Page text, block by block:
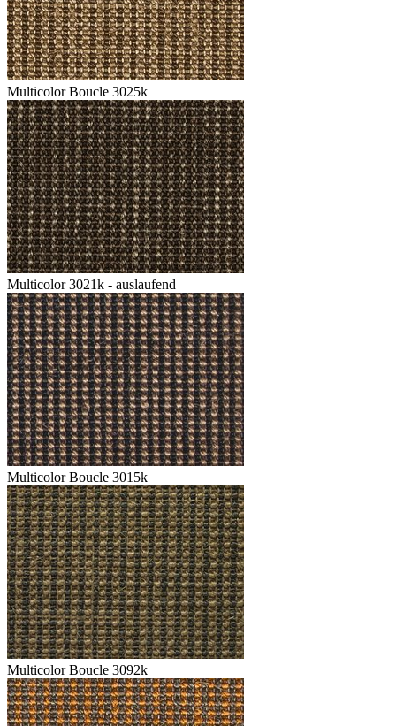
Multicolor Boucle 3025k
Multicolor 3021k - auslaufend
Multicolor Boucle 3015k
Multicolor Boucle 3092k